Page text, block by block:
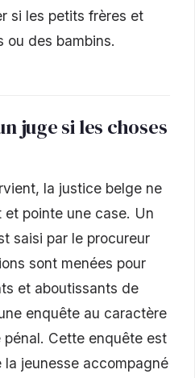
si les petits frères et
des bambins.
juge si les choses
la justice belge ne
pointe une case. Un
saisi par le procureur
sont menées pour
et aboutissants de
enquête au caractère
Cette enquête est
la jeunesse accompagné